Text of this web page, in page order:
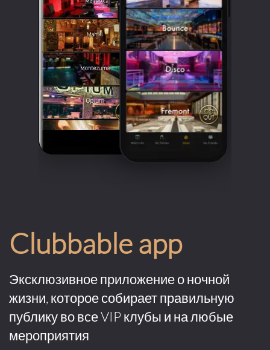
Clubbable app
Эксклюзивное приложение о ночной
жизни, которое собирает правильную
публику во все VIP клубы и на любые
мероприятия